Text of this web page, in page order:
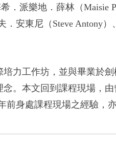
．派樂地．薛林 （Maisie
．安東尼 （Steve Antony）
力工作坊，並與畢業於
。本文回到課程現場，
前身處課程現場之經驗，